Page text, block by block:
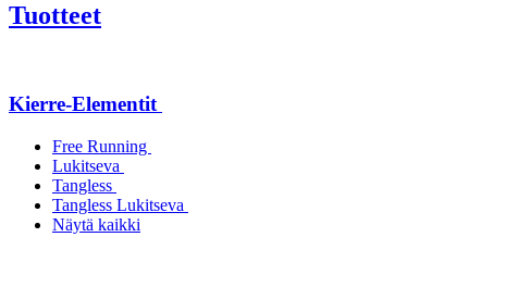
Tuotteet
Kierre-Elementit
Free Running
Lukitseva
Tangless
Tangless Lukitseva
Näytä kaikki